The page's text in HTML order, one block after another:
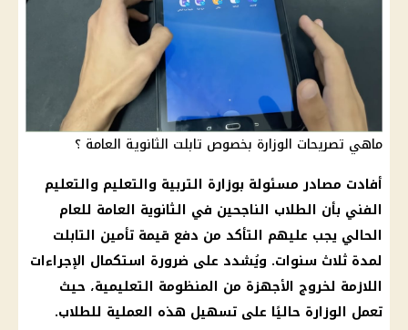
ماهي تصريحات الوزارة بخصوص تابلت الثانوية العامة ؟
أفادت مصادر مسئولة بوزارة التربية والتعليم والتعليم
الفني بأن الطلاب الناجحين في الثانوية العامة للعام
الحالي يجب عليهم التأكد من دفع قيمة تأمين التابلت
لمدة ثلاث سنوات. ويُشدد على ضرورة استكمال الإجراءات
اللازمة لخروج الأجهزة من المنظومة التعليمية، حيث
تعمل الوزارة حاليًا على تسهيل هذه العملية للطلاب.